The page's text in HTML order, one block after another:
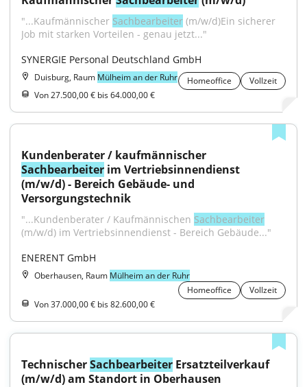
"...Kaufmännischer Sachbearbeiter (m/w/d)Ein sicherer
Job mit starken Vorteilen - genau jetzt..."
SYNERGIE Personal Deutschland GmbH
Duisburg, Raum Mülheim an der Ruhr Homeoffice
Vollzeit
Von 27.500,00 € bis 64.000,00 €
Sachbearbeiter im Vertriebsinnendienst
(m/w/d) - Bereich Gebäude- und
Versorgungstechnik
"...Kundenberater / Kaufmännischen Sachbearbeiter
(m/w/d) im Vertriebsinnendienst - Bereich Gebäude..."
ENERENT GmbH
Oberhausen, Raum Mülheim an der Ruhr
Homeoffice
Vollzeit
Von 37.000,00 € bis 82.600,00 €
Technischer Sachbearbeiter Ersatzteilverkauf
(m/w/d) am Standort in Oberhausen